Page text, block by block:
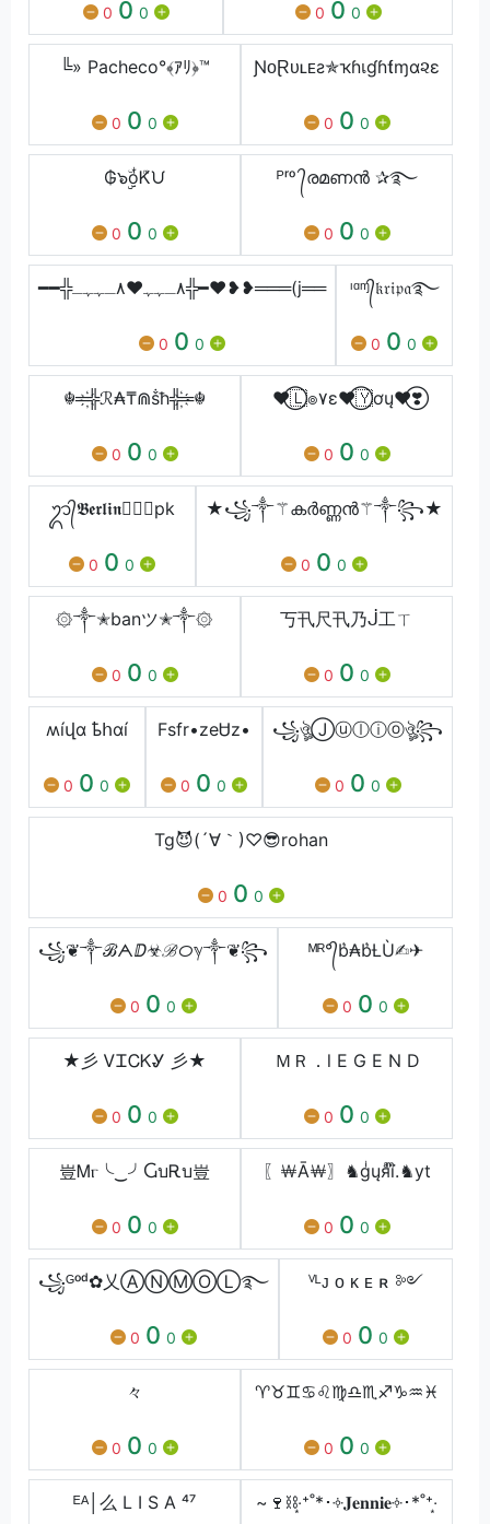
0 0 0 0 0 0
╚» Pacheco°﴾ｱﾘ﴿™
0 0 0
ƝᴏⱤᴜʟᴇƨ✯ҡɦเɠɦƭɱα૨ε
0 0 0
₲๖ۣۣۜoͥᏦͫᙀ
0 0 0
ᴾʳᵒ ᭄രമണൻ ✰࿐
0 0 0
━━╬٨ـﮩﮩ❤٨ـﮩﮩـ╬━❤️❥❥═══(j══
0 0 0
ᶦᵅᶬ᭄𝔨𝔯𝔦𝔭𝔞࿐
0 0 0
☬═҉╬ℛ₳₸⋒ṧћ╬҉═☬
0 0 0
❤⃝🇱๏۷ɛ❤⃝🇾ơų❤⃝❣️
0 0 0
ᬊ᭄𝕭𝖊𝖗𝖑𝖎𝖓⁣㊝⃠pk
0 0 0
★꧁༒⚚കർണ്ണൻ⚚༒꧂★
0 0 0
۞༒✭banツ✭༒۞
0 0 0
丂卂尺卂乃ᒎ工ㄒ
0 0 0
ʍíվɑ ҍհɑí
0 0 0
Fsfr•zeᏌz•
0 0 0
꧁ঔৣⒿⓤⓛⓘⓞঔৣ꧂
0 0 0
Tg😈(´∀｀)♡😎rohan
0 0 0
꧁❦༒ℬᗅⅅ☣ℬᝪℽ༒❦꧂
0 0 0
ᴹᴿ°᭄b͛₳b͛Ƚ︎Ù✍︎✈︎
0 0 0
★彡 ᏙᏆᏟᏦᎽ 彡★
0 0 0
ＭＲ．l E G E N D
0 0 0
豈Ꮇⲅ╰‿╯ႺบᎡบ豈
0 0 0
〖￦Ā￦〗♞gͥųяͣïͫ.♞yt
0 0 0
꧁ᴳᵒᵈ✿乂ⒶⓃⓂⓄⓁ࿐
0 0 0
ⱽᴸᴊ ᴏ ᴋ ᴇ ʀ ༻
0 0 0
々
0 0 0
♈︎♉︎♊︎♋︎♌︎♍︎♎︎♏︎♐︎♑︎♒︎♓︎
0 0 0
ᴱᴬ│么 L I S A ⁴⁷ ~🍷⛓‧͙⁺˚*･༓𝐉𝐞𝐧𝐧𝐢𝐞༓･*˚⁺‧͙